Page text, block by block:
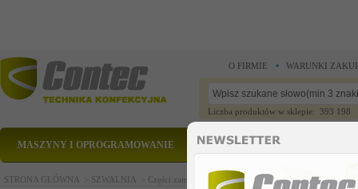
O FIRMIE WARUNKI
Liczba produktów w sklepie: 393 198
MASZYNY I OPROGRAMOWANIE CZĘŚCI ZAMIENNE
STRONA GŁÓWNA > SZWALNIA > Części zamienne do maszyn szwalniczych >Części